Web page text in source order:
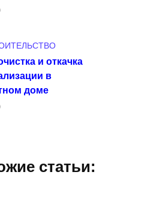
и откачка
в
доме
статьи: